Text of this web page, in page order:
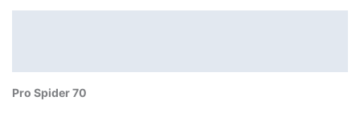
Pro Spider 70